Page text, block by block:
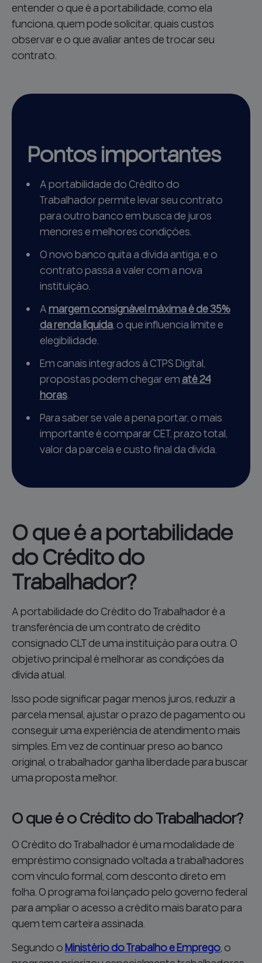
entender o que é a portabilidade, como ela
funciona, quem pode solicitar, quais custos
observar e o que avaliar antes de trocar seu
contrato.
Pontos importantes
A portabilidade do Crédito do
Trabalhador permite levar seu contrato
para outro banco em busca de juros
menores e melhores condições.
O novo banco quita a dívida antiga, e o
contrato passa a valer com a nova
instituição.
Amargem consignável máxima é de 35%
da renda líquida, o que influencia limite e
elegibilidade.
Em canais integrados à CTPS Digital,
propostas podem chegar ematé 24
horas.
Para saber se vale a pena portar, o mais
importante é comparar CET, prazo total,
valor da parcela e custo final da dívida.
O que é a portabilidade
do Crédito do
Trabalhador?
A portabilidade do Crédito do Trabalhador é a
transferência de um contrato de crédito
consignado CLT de uma instituição para outra. O
objetivo principal é melhorar as condições da
dívida atual.
Isso pode significar pagar menos juros, reduzir a
parcela mensal, ajustar o prazo de pagamento ou
conseguir uma experiência de atendimento mais
simples. Em vez de continuar preso ao banco
original, o trabalhador ganha liberdade para buscar
uma proposta melhor.
O que é o Crédito do Trabalhador?
O Crédito do Trabalhador é uma modalidade de
empréstimo consignado voltada a trabalhadores
com vínculo formal, com desconto direto em
folha. O programa foi lançado pelo governo federal
para ampliar o acesso a crédito mais barato para
quem tem carteira assinada.
Segundo oMinistério do Trabalho e Emprego, o